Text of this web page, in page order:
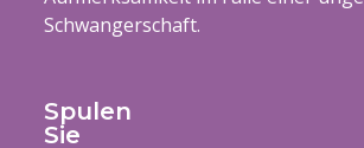
Schwangerschaft.
Spulen
Sie